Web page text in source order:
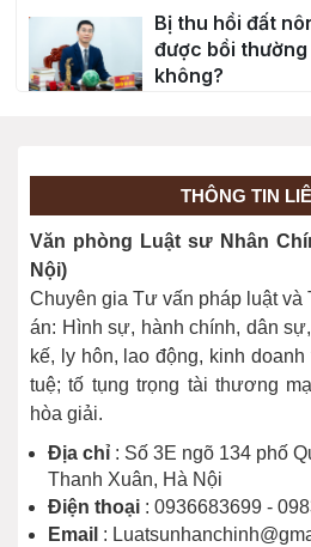
Bị thu hồi đất
được bồi thường
không?
về Bầu cử năm
THÔNG TIN
Văn phòng Luật sư Nhân
Nội)
Chuyên gia Tư vấn pháp luật và
án: Hình sự, hành chính, dân
kế, ly hôn, lao động, kinh
tuệ; tố tụng trọng tài thương
hòa giải.
Địa chỉ : Số 3E ngõ 134 phố
Thanh Xuân, Hà Nội
Điện thoại : 0936683699 -
Email :